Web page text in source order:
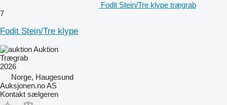
Fodit Stein/Tre klype trægrab
7
Fodit Stein/Tre klype
Auktion
Trægrab
2026
Norge, Haugesund
Auksjonen.no AS
Kontakt sælgeren